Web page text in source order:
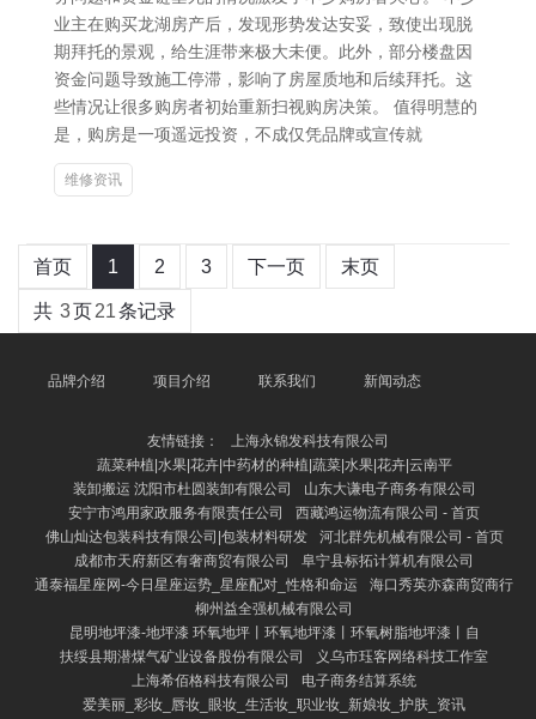
业主在购买龙湖房产后，发现形势发达安妥，致使出现脱
期拜托的景观，给生涯带来极大未便。此外，部分楼盘因
资金问题导致施工停滞，影响了房屋质地和后续拜托。这
些情况让很多购房者初始重新扫视购房决策。 值得明慧的
是，购房是一项遥远投资，不成仅凭品牌或宣传就
维修资讯
首页 1 2 3 下一页 末页
共 3页21条记录
品牌介绍 项目介绍 联系我们 新闻动态
友情链接：
上海永锦发科技有限公司
蔬菜种植|水果|花卉|中药材的种植|蔬菜|水果|花卉|云南平
装卸搬运 沈阳市杜圆装卸有限公司
山东大谦电子商务有限公司
安宁市鸿用家政服务有限责任公司
西藏鸿运物流有限公司 - 首页
佛山灿达包装科技有限公司|包装材料研发
河北群先机械有限公司 - 首页
成都市天府新区有奢商贸有限公司
阜宁县标拓计算机有限公司
通泰福星座网-今日星座运势_星座配对_性格和命运
海口秀英亦森商贸商行
柳州益全强机械有限公司
昆明地坪漆-地坪漆 环氧地坪丨环氧地坪漆丨环氧树脂地坪漆丨自
扶绥县期潜煤气矿业设备股份有限公司
义乌市珏客网络科技工作室
上海希佰格科技有限公司
电子商务结算系统
爱美丽_彩妆_唇妆_眼妆_生活妆_职业妆_新娘妆_护肤_资讯